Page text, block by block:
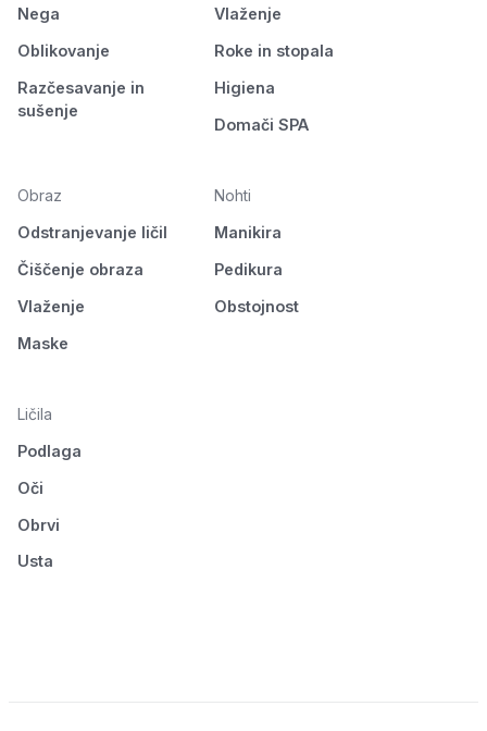
Nega
Oblikovanje
Razčesavanje in
sušenje
Vlaženje
Roke in stopala
Higiena
Domači SPA
Obraz
Odstranjevanje ličil
Čiščenje obraza
Vlaženje
Maske
Nohti
Manikira
Pedikura
Obstojnost
Ličila
Podlaga
Oči
Obrvi
Usta